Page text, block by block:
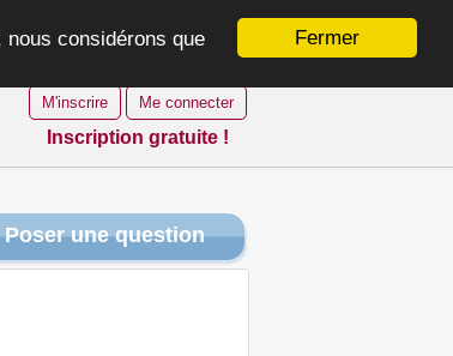
Fermer
considérons que
M'inscrire Me connecter
Inscription gratuite !
Poser une question